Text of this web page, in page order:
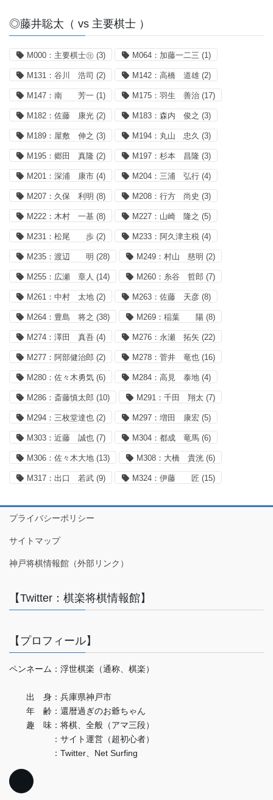
◎藤井聡太（ vs 主要棋士 ）
M000：主要棋士㊟ (3) M064：加藤一二三 (1)
M131：谷川 浩司 (2) M142：高橋 道雄 (2)
M147：南 芳一 (1) M175：羽生 善治 (17)
M182：佐藤 康光 (2) M183：森内 俊之 (3)
M189：屋敷 伸之 (3) M194：丸山 忠久 (3)
M195：郷田 真隆 (2) M197：杉本 昌隆 (3)
M201：深浦 康市 (4) M204：三浦 弘行 (4)
M207：久保 利明 (8) M208：行方 尚史 (3)
M222：木村 一基 (8) M227：山崎 隆之 (5)
M231：松尾 歩 (2) M233：阿久津主税 (4)
M235：渡辺 明 (28) M249：村山 慈明 (2)
M255：広瀬 章人 (14) M260：糸谷 哲郎 (7)
M261：中村 太地 (2) M263：佐藤 天彦 (8)
M264：豊島 将之 (38) M269：稲葉 陽 (8)
M274：澤田 真吾 (4) M276：永瀬 拓矢 (22)
M277：阿部健治郎 (2) M278：菅井 竜也 (16)
M280：佐々木勇気 (6) M284：高見 泰地 (4)
M286：斎藤慎太郎 (10) M291：千田 翔太 (7)
M294：三枚堂達也 (2) M297：増田 康宏 (5)
M303：近藤 誠也 (7) M304：都成 竜馬 (6)
M306：佐々木大地 (13) M308：大橋 貴洸 (6)
M317：出口 若武 (9) M324：伊藤 匠 (15)
プライバシーポリシー
サイトマップ
神戸将棋情報館（外部リンク）
【Twitter：棋楽将棋情報館】
【プロフィール】
ペンネーム：浮世棋楽（通称、棋楽）
出 身：兵庫県神戸市
年 齢：還暦過ぎのお爺ちゃん
趣 味：将棋、全般（アマ三段）
：サイト運営（超初心者）
：Twitter、Net Surfing